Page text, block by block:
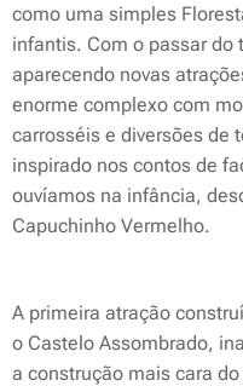
como uma simples
infantis. Com o passar do
aparecendo novas
enorme complexo com
carrosséis e diversões de
inspirado nos contos de
ouvíamos na infância,
Capuchinho Vermelho.
A primeira atração
o Castelo Assombrado,
a construção mais cara